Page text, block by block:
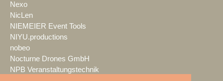
Nexo
NicLen
NIEMEIER Event Tools
NIYU.productions
nobeo
Nocturne Drones GmbH
NPB Veranstaltungstechnik